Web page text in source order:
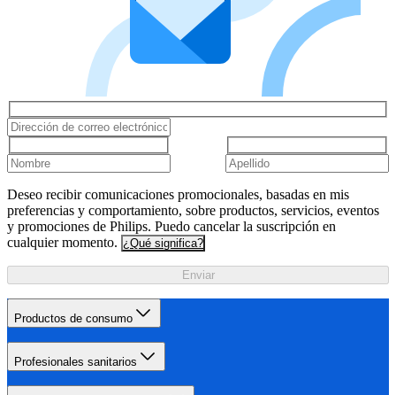
Deseo recibir comunicaciones promocionales, basadas en mis
preferencias y comportamiento, sobre productos, servicios, eventos
y promociones de Philips. Puedo cancelar la suscripción en
cualquier momento. ¿Qué significa?
Enviar
Productos de consumo
Profesionales sanitarios